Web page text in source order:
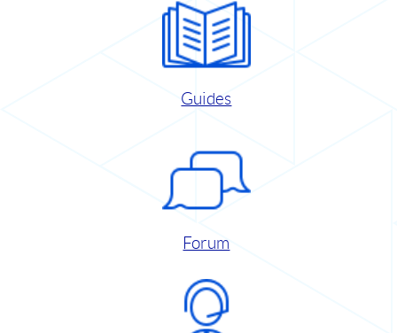
Guides
Forum